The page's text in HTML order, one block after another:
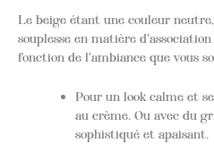
Le beige étant une couleur
souplesse en matière
fonction de l'ambiance que vous
Pour un look calme et
au crème. Ou avec du
sophistiqué et apaisant.